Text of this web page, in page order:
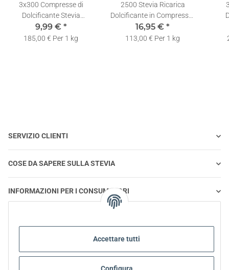
Accettare tutti
3x300 Compresse di
Dolcificante Stevia
Dosatore | Ricaricabili |
Dispenser di Stevia in
9,99 € *
185,00 € Per 1 kg
2500 Stevia Ricarica
Dolcificante in Compresse |
Confezione di Ricarica per
Dosatore
16,95 € *
113,00 € Per 1 kg
SERVIZIO CLIENTI
COSE DA SAPERE SULLA STEVIA
INFORMAZIONI PER I CONSUMATORI